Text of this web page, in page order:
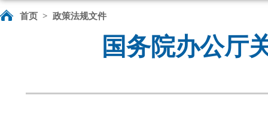
首页 > 政策法规文件
国务院办公厅